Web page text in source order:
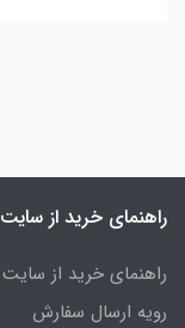
راهنمای خرید از سایت
راهنمای خرید از سایت
رویه ارسال سفارش